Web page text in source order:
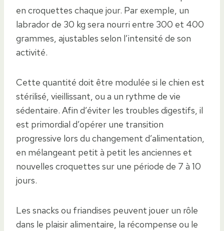
en croquettes chaque jour. Par exemple, un
labrador de 30 kg sera nourri entre 300 et 400
grammes, ajustables selon l’intensité de son
activité.
Cette quantité doit être modulée si le chien est
stérilisé, vieillissant, ou a un rythme de vie
sédentaire. Afin d’éviter les troubles digestifs, il
est primordial d’opérer une transition
progressive lors du changement d’alimentation,
en mélangeant petit à petit les anciennes et
nouvelles croquettes sur une période de 7 à 10
jours.
Les snacks ou friandises peuvent jouer un rôle
dans le plaisir alimentaire, la récompense ou le